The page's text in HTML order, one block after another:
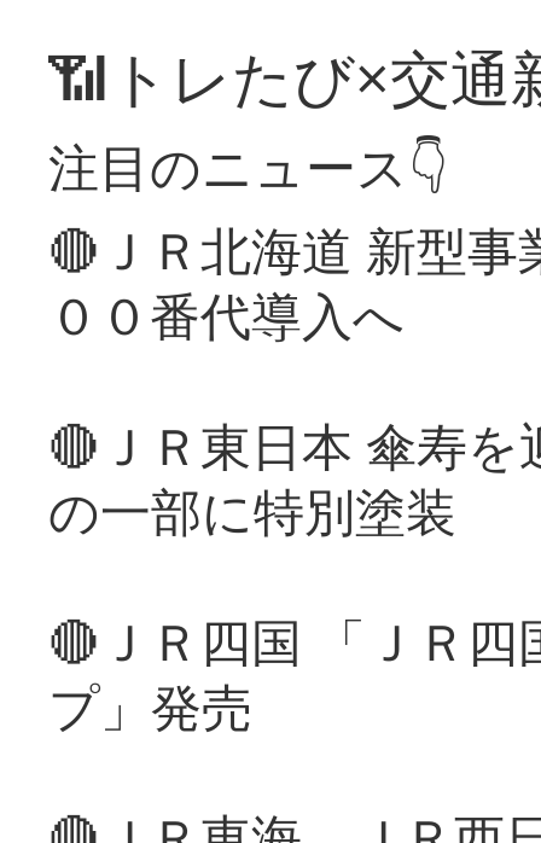
📶トレたび×交通
注目のニュース👇
🔴ＪＲ北海道 新型
００番代導入へ
🔴ＪＲ東日本 傘寿
の一部に特別塗装
🔴ＪＲ四国 「ＪＲ
プ」発売